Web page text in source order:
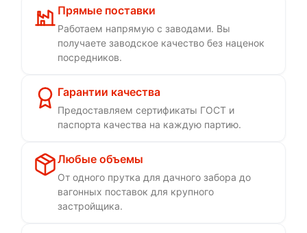
Прямые поставки
Работаем напрямую с заводами. Вы
получаете заводское качество без наценок
посредников.
Гарантии качества
Предоставляем сертификаты ГОСТ и
паспорта качества на каждую партию.
Любые объемы
От одного прутка для дачного забора до
вагонных поставок для крупного
застройщика.